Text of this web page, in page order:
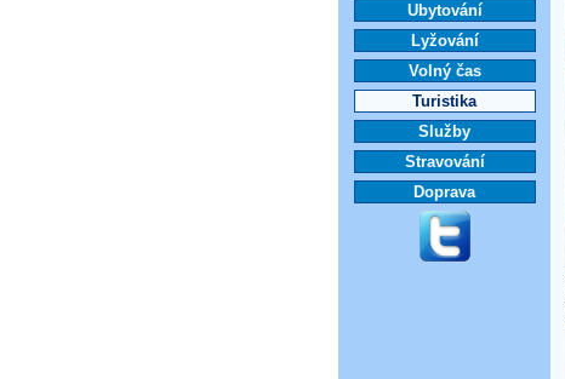
Ubytování
Lyžování
Volný čas
Turistika
Služby
Stravování
Doprava